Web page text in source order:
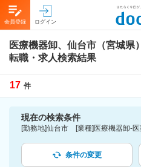
会員登録 ログイン
医療機器卸、仙台市（宮城県
転職・求人検索結果
17 件
現在の検索条件
条件の変更